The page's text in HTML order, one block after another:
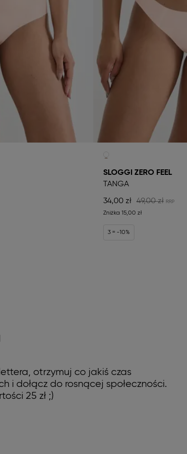
SLOGGI ZERO FEEL
TANGA
34,00 zł 49,00 zł
Zniżka15,00 zł
3 = -10%
otrzymuj co jakiś czas
i dołącz do rosnącej społeczności.
25 zł ;)